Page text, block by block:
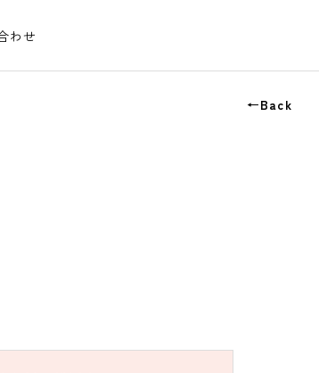
わせ
←Back